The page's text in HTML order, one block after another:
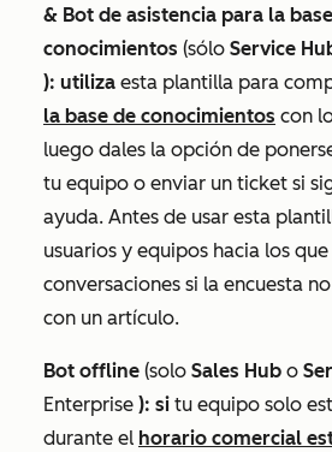
& Bot de asistencia para la
conocimientos (sólo Service
): utiliza esta plantilla para
la base de conocimientos con
luego dales la opción de
tu equipo o enviar un ticket si
ayuda. Antes de usar esta
usuarios y equipos hacia los
conversaciones si la encuesta
con un artículo.
Bot offline (solo Sales Hub o
Enterprise ): si tu equipo solo
durante el horario comercial